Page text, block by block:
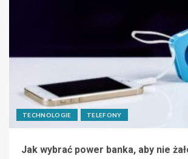
TECHNOLOGIE TELEFONY
Jak wybrać power banka, aby nie